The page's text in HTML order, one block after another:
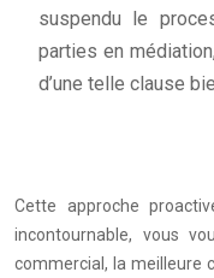
suspendu le
parties en
d’une telle clause
Cette approche
incontournable, vous
commercial, la meilleure